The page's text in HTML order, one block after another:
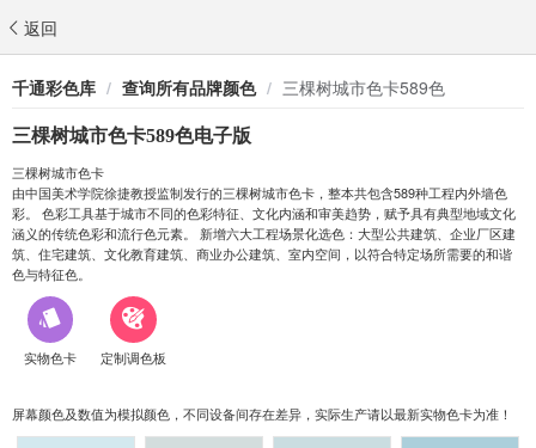
返回
千通彩色库 / 查询所有品牌颜色 / 三棵树城市色卡589色
三棵树城市色卡589色电子版
三棵树城市色卡
由中国美术学院徐捷教授监制发行的三棵树城市色卡，整本共包含589种工程内外墙色
彩。 色彩工具基于城市不同的色彩特征、文化内涵和审美趋势，赋予具有典型地域文化
涵义的传统色彩和流行色元素。 新增六大工程场景化选色：大型公共建筑、企业厂区建
筑、住宅建筑、文化教育建筑、商业办公建筑、室内空间，以符合特定场所需要的和谐
色与特征色。
实物色卡 定制调色板
屏幕颜色及数值为模拟颜色，不同设备间存在差异，实际生产请以最新实物色卡为准！